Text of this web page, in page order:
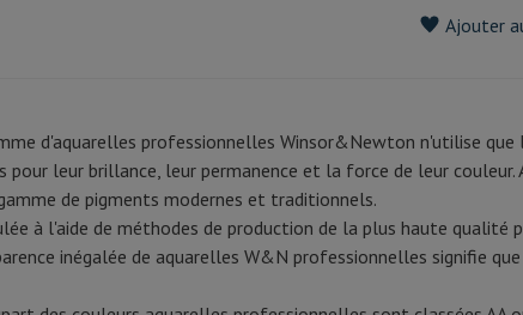
Ajouter
d'aquarelles professionnelles Winsor&Newton n'utilise
pour leur brillance, leur permanence et la force de leur
de pigments modernes et traditionnels.
à l'aide de méthodes de production de la plus haute qualité
inégalée de aquarelles W&N professionnelles signifie